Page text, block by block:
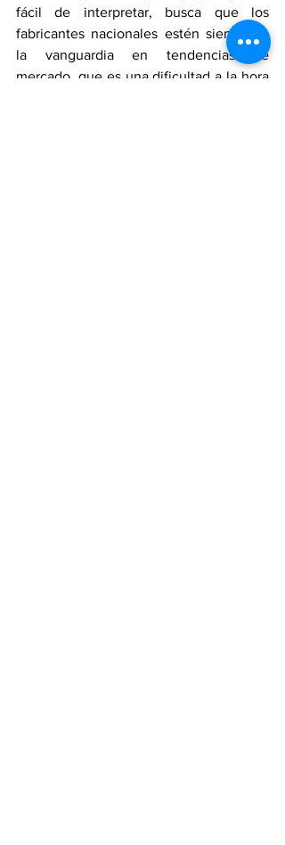
fácil de interpretar, busca que los
fabricantes nacionales estén siempre a
la vanguardia en tendencias de
mercado, que es una dificultad a la hora